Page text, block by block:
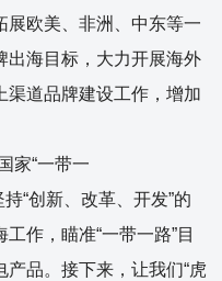
展欧美、非洲、中东等一
出海目标，大力开展海外
渠道品牌建设工作，增加
家“一带一
“创新、改革、开发”的
作，瞄准“一带一路”目
品。接下来，让我们“虎